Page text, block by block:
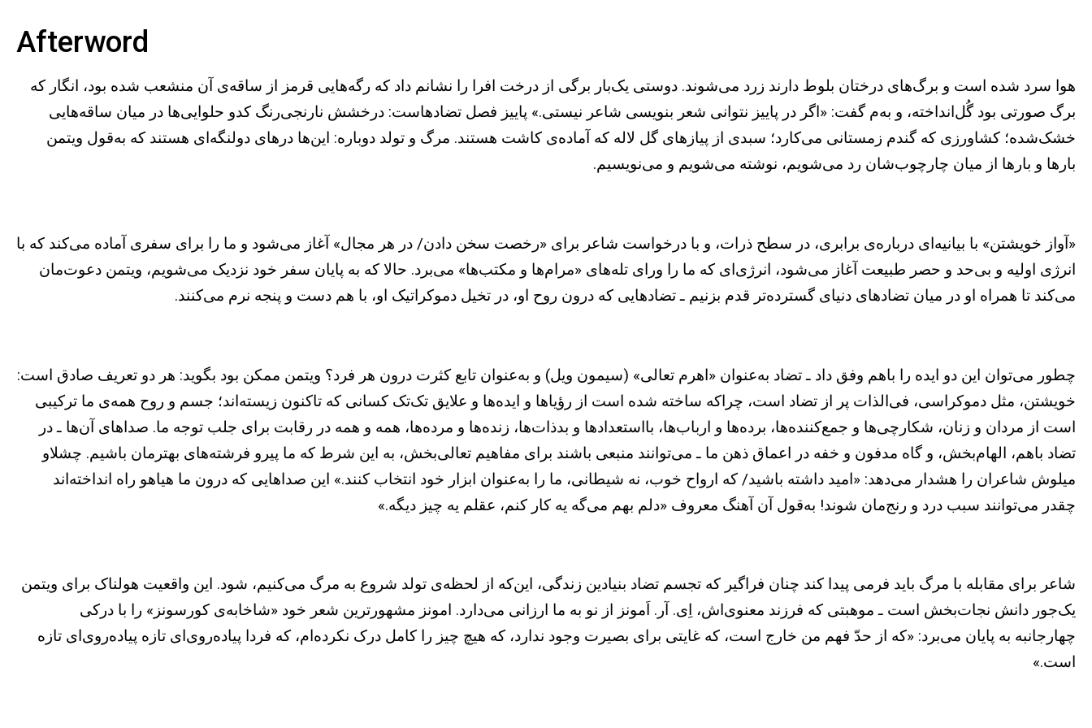
Afterword
هوا سرد شده است و برگ‌های درختان بلوط دارند زرد می‌شوند. دوستی یک‌بار برگی از درخت افرا را نشانم داد که رگه‌هایی قرمز از ساقه‌ی آن منشعب شده بود، انگار که
برگ صورتی بود گُل‌انداخته، و به‌م گفت: «اگر در پاییز نتوانی شعر بنویسی شاعر نیستی.» پاییز فصل تضادهاست: درخشش نارنجی‌رنگ کدو حلوایی‌ها در میان ساقه‌هایی
خشک‌شده؛ کشاورزی که گندم زمستانی می‌کارد؛ سبدی از پیازهای گل لاله که آماده‌ی کاشت هستند. مرگ و تولد دوباره: این‌ها درهای دولنگه‌ای هستند که به‌قول ویتمن
بارها و بارها از میان‌ چارچوب‌شان رد می‌شویم، نوشته می‌شویم و می‌نویسیم.
«آواز خویشتن» با بیانیه‌ای درباره‌ی برابری، در سطح ذرات، و با درخواست شاعر برای «رخصت سخن دادن/ در هر مجال» آغاز می‌شود و ما را برای سفری آماده می‌کند که با
انرژی اولیه و بی‌حد و حصر طبیعت آغاز می‌شود، انرژی‌ای که ما را ورای تله‌های «مرام‌ها و مکتب‌ها» می‌برد. حالا که به پایان سفر خود نزدیک می‌شویم، ویتمن دعوت‌مان
می‌کند تا همراه او در میان تضادهای دنیای گسترده‌تر قدم بزنیم ـ تضادهایی که درون روح او، در تخیل دموکراتیک او، با هم دست و پنجه نرم می‌کنند.
چطور می‌توان این دو ایده را باهم وفق داد ـ تضاد به‌عنوان «اهرم تعالی» (سیمون ویل) و به‌عنوان تابع کثرت درون هر فرد؟ ویتمن ممکن بود بگوید: هر دو تعریف صادق است:
خویشتن، مثل دموکراسی، فی‌الذات پر از تضاد است، چراکه ساخته شده است از رؤیاها و ایده‌ها و علایق تک‌تک کسانی که تاکنون زیسته‌اند؛ جسم و روح همه‌ی ما ترکیبی
است از مردان و زنان، شکارچی‌ها و جمع‌کننده‌ها، برده‌ها و ارباب‌ها، بااستعدادها و بدذات‌ها، زنده‌ها و مرده‌ها، همه و همه در رقابت برای جلب توجه ما. صداهای آن‌ها ـ در
تضاد باهم، الهام‌بخش، و گاه مدفون و خفه در اعماق ذهن ما ـ می‌توانند منبعی باشند برای مفاهیم تعالی‌بخش، به این شرط که ما پیرو فرشته‌های بهترمان باشیم. چشلاو
میلوش شاعران را هشدار می‌دهد: «امید داشته باشید/ که ارواح خوب، نه شیطانی، ما را به‌عنوان ابزار خود انتخاب کنند.» این صداهایی که درون ما هیاهو راه انداخته‌اند
چقدر می‌توانند سبب درد و رنج‌مان شوند! به‌قول آن آهنگ معروف «دلم بهم می‌گه یه کار کنم، عقلم یه چیز دیگه.»
شاعر برای مقابله با مرگ باید فرمی پیدا کند چنان فراگیر که تجسم تضاد بنیادین زندگی، این‌که از لحظه‌ی تولد شروع به مرگ می‌کنیم، شود. این واقعیت هولناک برای ویتمن
یک‌جور دانش نجات‌بخش است ـ موهبتی که فرزند معنوی‌اش، اِی. آر. اَمونز از نو به ما ارزانی می‌دارد. امونز مشهورترین شعر خود «شاخابه‌ی کورسونز» را با درکی
چهارجانبه به پایان می‌برد: «که از حدّ فهم من خارج است، که غایتی برای بصیرت وجود ندارد، که هیچ چیز را کامل درک نکرده‌ام، که فردا پیاده‌روی‌ای تازه پیاده‌روی‌ای تازه
است.»